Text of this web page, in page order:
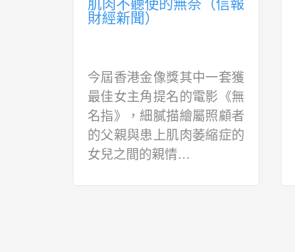
肌肉不聽使的無奈（信報
財經新聞）
今屆香港金像獎其中一套獲
最佳女主角提名的電影《無
名指》，細膩描繪屬照顧者
的父親與患上肌肉萎縮症的
女兒之間的親情…